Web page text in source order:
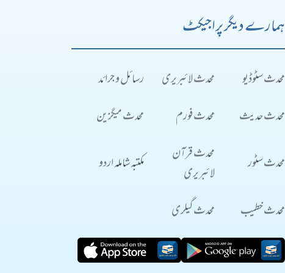
ہمارے دیگر پراجیکٹ
محدث سٹوڈیو محدث لائبریری
رسائل و جرائد
محدث حدیث
محدث فورم محدث میگزین
محدث سٹور
محدث قرآن
لائبریری
مکتبہ شاملہ اردو
محدث خطیب محدث گیلری